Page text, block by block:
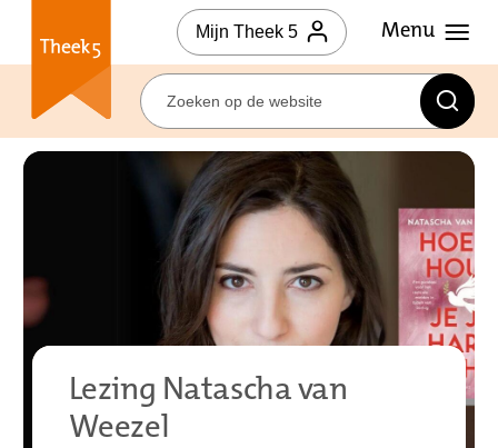
Mijn Theek 5
Lezing Natascha van
Weezel